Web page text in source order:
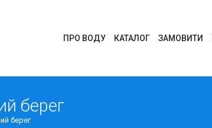
ПРО ВОДУ КАТАЛОГ ЗАМОВИТИ
берег
берег